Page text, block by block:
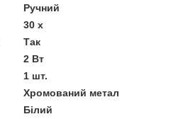
Ручний
30 х
Так
2 Вт
1 шт.
Хромований метал
Білий